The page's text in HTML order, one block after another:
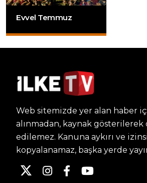
Evvel Temmuz
Web sitemizde yer alan haber
alınmadan, kaynak
edilemez. Kanuna aykırı ve
kopyalanamaz, başka yerde